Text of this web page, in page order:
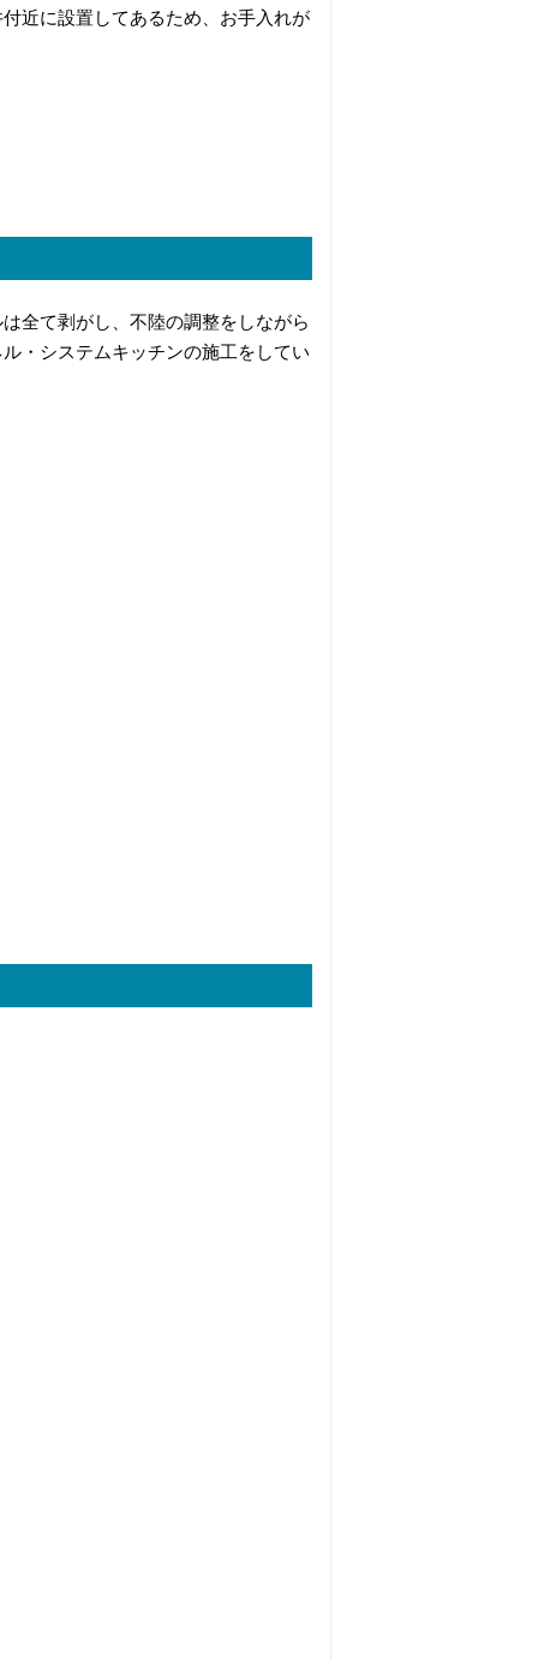
近に設置してあるため、お手入れが
全て剥がし、不陸の調整をしながら
・システムキッチンの施工をしてい